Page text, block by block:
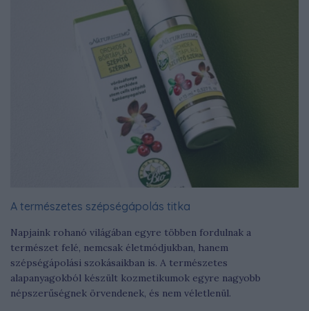
A természetes szépségápolás titka
Napjaink rohanó világában egyre többen fordulnak a
természet felé, nemcsak életmódjukban, hanem
szépségápolási szokásaikban is. A természetes
alapanyagokból készült kozmetikumok egyre nagyobb
népszerűségnek örvendenek, és nem véletlenül.